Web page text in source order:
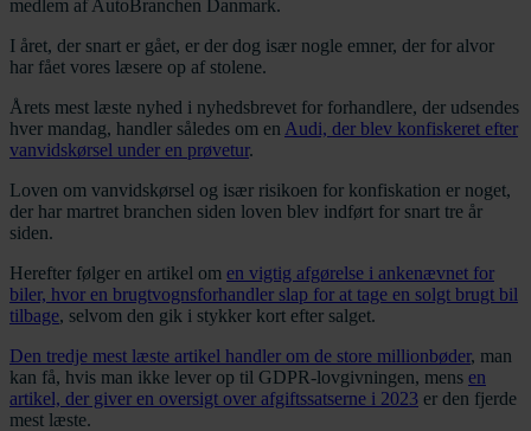
medlem af AutoBranchen Danmark.
I året, der snart er gået, er der dog især nogle emner, der for alvor
har fået vores læsere op af stolene.
Årets mest læste nyhed i nyhedsbrevet for forhandlere, der udsendes
hver mandag, handler således om en Audi, der blev konfiskeret efter
vanvidskørsel under en prøvetur.
Loven om vanvidskørsel og især risikoen for konfiskation er noget,
der har martret branchen siden loven blev indført for snart tre år
siden.
Herefter følger en artikel om en vigtig afgørelse i ankenævnet for
biler, hvor en brugtvognsforhandler slap for at tage en solgt brugt bil
tilbage, selvom den gik i stykker kort efter salget.
Den tredje mest læste artikel handler om de store millionbøder, man
kan få, hvis man ikke lever op til GDPR-lovgivningen, mens en
artikel, der giver en oversigt over afgiftssatserne i 2023 er den fjerde
mest læste.